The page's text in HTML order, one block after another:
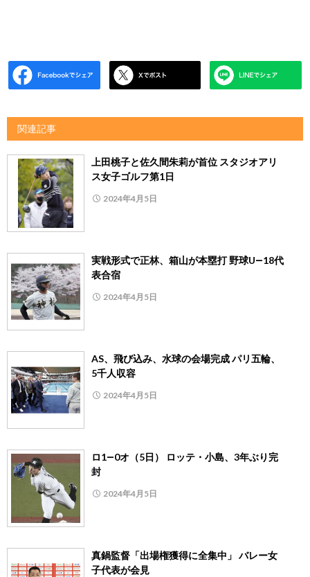
関連記事
上田桃子と佐久間朱莉が首位 スタジオアリ
ス女子ゴルフ第1日
2024年4月5日
実戦形式で正林、箱山が本塁打 野球U―18代
表合宿
2024年4月5日
AS、飛び込み、水球の会場完成 パリ五輪、
5千人収容
2024年4月5日
ロ1―0オ（5日） ロッテ・小島、3年ぶり完
封
2024年4月5日
真鍋監督「出場権獲得に全集中」 バレー女
子代表が会見